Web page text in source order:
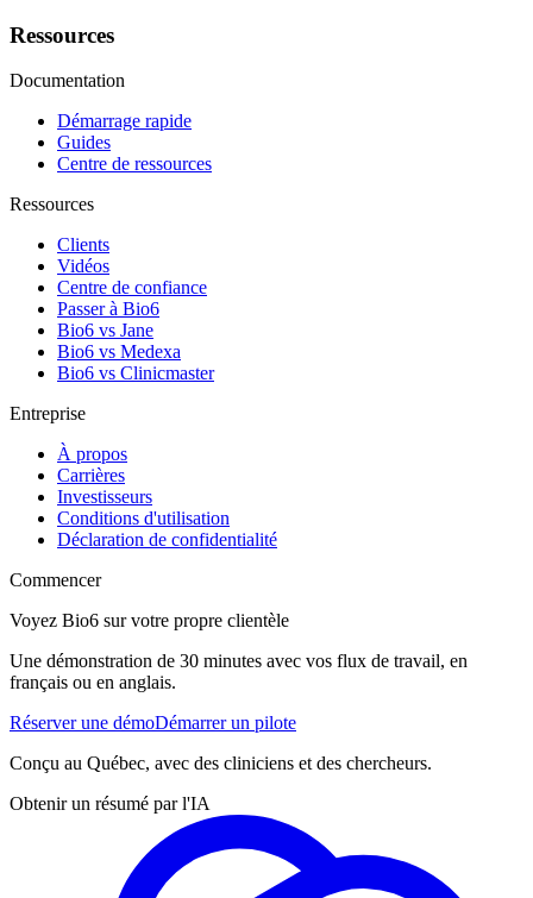
Ressources
Documentation
Démarrage rapide
Guides
Centre de ressources
Ressources
Clients
Vidéos
Centre de confiance
Passer à Bio6
Bio6 vs Jane
Bio6 vs Medexa
Bio6 vs Clinicmaster
Entreprise
À propos
Carrières
Investisseurs
Conditions d'utilisation
Déclaration de confidentialité
Commencer
Voyez Bio6 sur votre propre clientèle
Une démonstration de 30 minutes avec vos flux de travail, en
français ou en anglais.
Réserver une démoDémarrer un pilote
Conçu au Québec, avec des cliniciens et des chercheurs.
Obtenir un résumé par l'IA